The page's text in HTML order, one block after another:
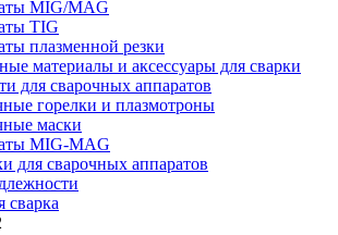
MIG/MAG
TIG
плазменной резки
материалы и аксессуары для сварки
для сварочных аппаратов
горелки и плазмотроны
маски
MIG-MAG
для сварочных аппаратов
сварка